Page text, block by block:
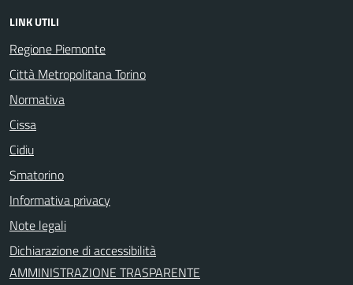
LINK UTILI
Regione Piemonte
Città Metropolitana Torino
Normativa
Cissa
Cidiu
Smatorino
Informativa privacy
Note legali
Dichiarazione di accessibilità
AMMINISTRAZIONE TRASPARENTE